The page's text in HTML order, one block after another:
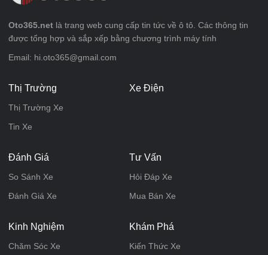
Oto365.net là trang web cung cấp tin tức về ô tô. Các thông tin
được tổng hợp và sắp xếp bằng chương trình máy tính
Email: hi.oto365@gmail.com
Thị Trường
Thị Trường Xe
Tin Xe
Xe Điện
Đánh Giá
So Sánh Xe
Đánh Giá Xe
Tư Vấn
Hỏi Đáp Xe
Mua Bán Xe
Kinh Nghiệm
Chăm Sóc Xe
Khám Phá
Kiến Thức Xe